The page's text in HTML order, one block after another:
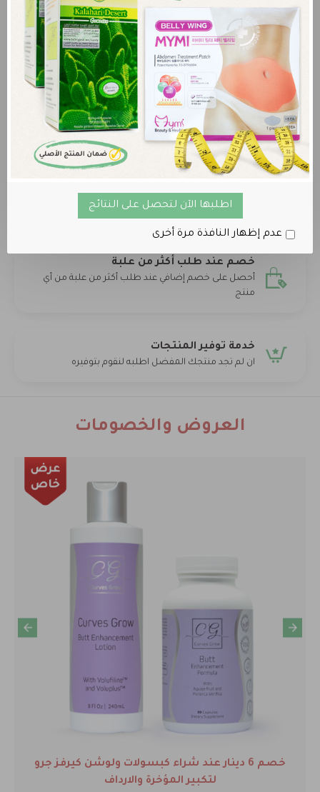
اطلبها الآن لتحصل على النتائج
عدم إظهار النافذة مرة أخرى
لا يمكنك اضافة تعليق قبل شراء هذا المنتج
الرجاء الدخولأوالتسجيللكي تتمكن من تقييم المنتج
لا يوجد أي تعليقات لهذا المنتج.
المنتج الأصلي 100%
نضمن لك حصولك على المنتج الاصلي فقط
خصم عند طلب أكثر من علبة
أحصل على خصم إضافي عند طلب أكثر من علبة من أي
منتج
خدمة توفير المنتجات
ان لم تجد منتجك المفضل اطلبه لنقوم بتوفيره
العروض والخصومات
خصم 6 دينار عند شراء كبسولات ولوشن كيرفز جرو
لتكبير المؤخرة والارداف